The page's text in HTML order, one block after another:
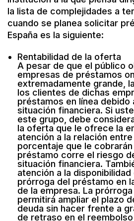
la lista de complejidades a
cuando se planea solicitar
España es la siguiente:
Rentabilidad de la oferta
A pesar de que el público
empresas de préstamos
extremadamente grande,
los clientes de dichas
préstamos en línea debido
situación financiera. Si
este grupo, debe
la oferta que le ofrece la
atención a la relación
porcentaje que le
préstamo corre el riesgo
situación financiera.
atención a la
prórroga del préstamo en
de la empresa. La
permitirá ampliar el plazo
deuda sin hacer frente a
de retraso en el